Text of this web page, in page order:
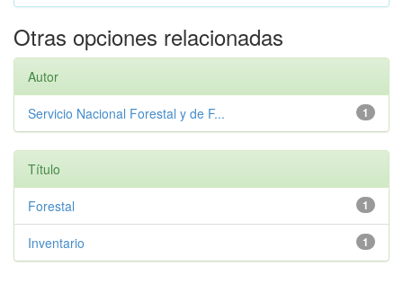
Otras opciones relacionadas
Autor
1
Servicio Nacional Forestal y de F...
Título
1
Forestal
1
Inventario